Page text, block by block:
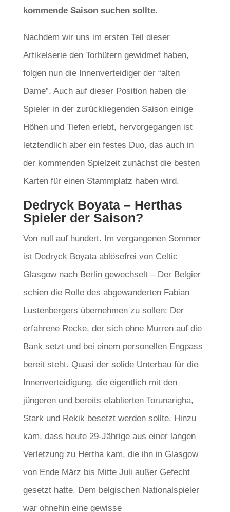
kommende Saison suchen sollte.
Nachdem wir uns im ersten Teil dieser
Artikelserie den Torhütern gewidmet haben,
folgen nun die Innenverteidiger der “alten
Dame”. Auch auf dieser Position haben die
Spieler in der zurückliegenden Saison einige
Höhen und Tiefen erlebt, hervorgegangen ist
letztendlich aber ein festes Duo, das auch in
der kommenden Spielzeit zunächst die besten
Karten für einen Stammplatz haben wird.
Dedryck Boyata – Herthas
Spieler der Saison?
Von null auf hundert. Im vergangenen Sommer
ist Dedryck Boyata ablösefrei von Celtic
Glasgow nach Berlin gewechselt – Der Belgier
schien die Rolle des abgewanderten Fabian
Lustenbergers übernehmen zu sollen: Der
erfahrene Recke, der sich ohne Murren auf die
Bank setzt und bei einem personellen Engpass
bereit steht. Quasi der solide Unterbau für die
Innenverteidigung, die eigentlich mit den
jüngeren und bereits etablierten Torunarigha,
Stark und Rekik besetzt werden sollte. Hinzu
kam, dass heute 29-Jährige aus einer langen
Verletzung zu Hertha kam, die ihn in Glasgow
von Ende März bis Mitte Juli außer Gefecht
gesetzt hatte. Dem belgischen Nationalspieler
war ohnehin eine gewisse